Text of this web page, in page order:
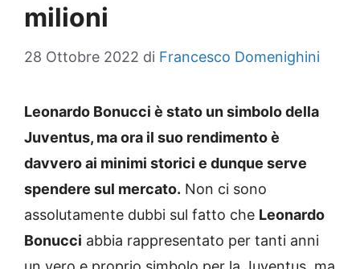
milioni
28 Ottobre 2022 di Francesco Domenighini
Leonardo Bonucci è stato un simbolo della
Juventus, ma ora il suo rendimento è
davvero ai minimi storici e dunque serve
spendere sul mercato. Non ci sono
assolutamente dubbi sul fatto che Leonardo
Bonucci abbia rappresentato per tanti anni